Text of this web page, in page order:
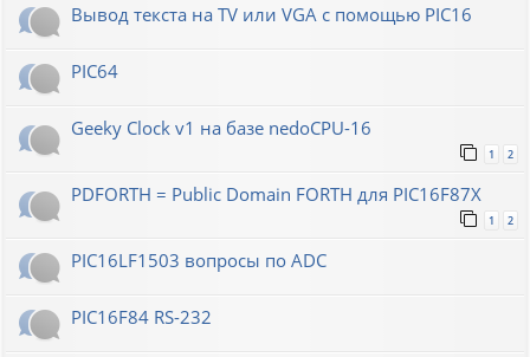
Вывод текста на TV или VGA с помощью PIC16
PIC64
Geeky Clock v1 на базе nedoCPU-16
1 2
PDFORTH = Public Domain FORTH для PIC16F87X
1 2
PIC16LF1503 вопросы по ADC
PIC16F84 RS-232